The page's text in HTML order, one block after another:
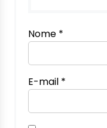
Nome *
E-mail *